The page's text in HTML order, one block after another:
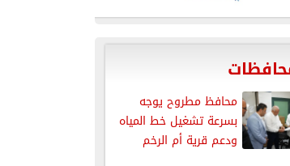
محافظ مطروح يوجه
بسرعة تشغيل خط المياه
ودعم قرية أم الرخم